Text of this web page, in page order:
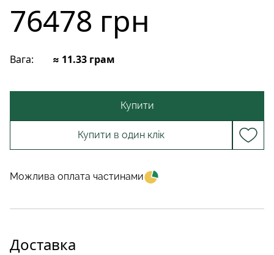
76478 грн
Вага: ≈ 11.33 грам
Купити
Купити в один клік
Можлива оплата частинами
Доставка